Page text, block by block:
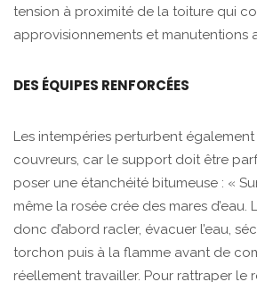
tension à proximité de la toiture qui
approvisionnements et manutentions
DES ÉQUIPES RENFORCÉES
Les intempéries perturbent
couvreurs, car le support doit être
poser une étanchéité bitumeuse : «
même la rosée crée des mares d’eau.
donc d’abord racler, évacuer l’eau,
torchon puis à la flamme avant de
réellement travailler. Pour rattraper le